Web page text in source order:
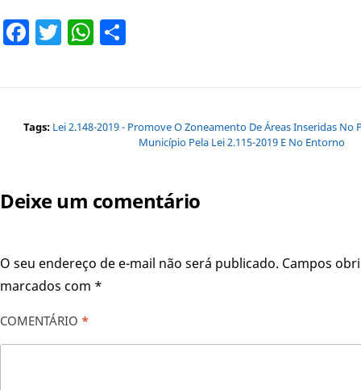
Facebook
TwitterWhatsApp
Tags: Lei 2.148-2019 - Promove O Zoneamento De Áreas Inseridas
Município Pela Lei 2.115-2019 E No Entorno
Deixe um comentário
O seu endereço de e-mail não será publicado. Campos
marcados com *
COMENTÁRIO *